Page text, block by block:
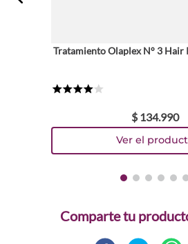
Tratamiento Olaplex N° 3
$ 134.990
Comparte